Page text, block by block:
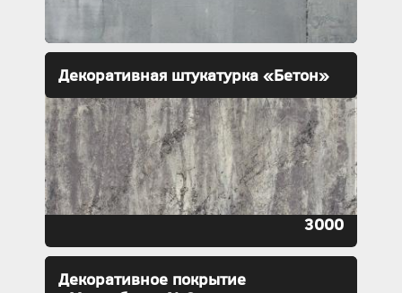
Декоративная штукатурка «Бетон»
3000
Декоративное покрытие